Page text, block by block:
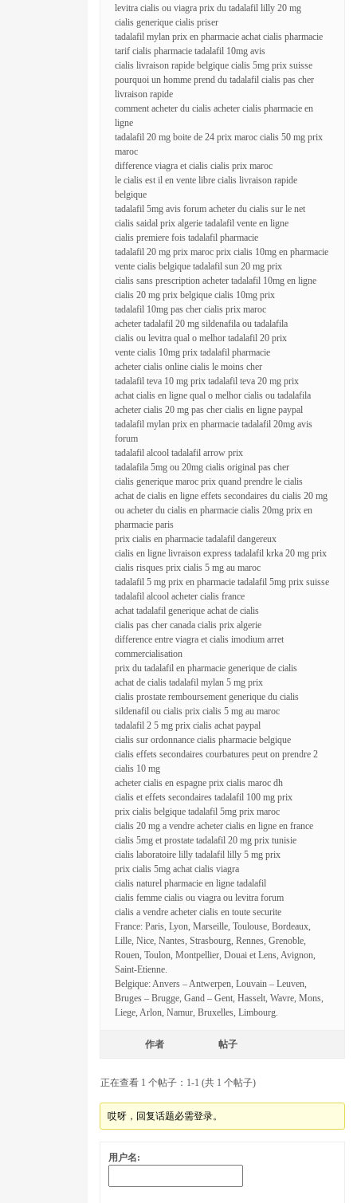
levitra cialis ou viagra prix du tadalafil lilly 20 mg
cialis generique cialis priser
tadalafil mylan prix en pharmacie achat cialis pharmacie
tarif cialis pharmacie tadalafil 10mg avis
cialis livraison rapide belgique cialis 5mg prix suisse
pourquoi un homme prend du tadalafil cialis pas cher
livraison rapide
comment acheter du cialis acheter cialis pharmacie en
ligne
tadalafil 20 mg boite de 24 prix maroc cialis 50 mg prix
maroc
difference viagra et cialis cialis prix maroc
le cialis est il en vente libre cialis livraison rapide
belgique
tadalafil 5mg avis forum acheter du cialis sur le net
cialis saidal prix algerie tadalafil vente en ligne
cialis premiere fois tadalafil pharmacie
tadalafil 20 mg prix maroc prix cialis 10mg en pharmacie
vente cialis belgique tadalafil sun 20 mg prix
cialis sans prescription acheter tadalafil 10mg en ligne
cialis 20 mg prix belgique cialis 10mg prix
tadalafil 10mg pas cher cialis prix maroc
acheter tadalafil 20 mg sildenafila ou tadalafila
cialis ou levitra qual o melhor tadalafil 20 prix
vente cialis 10mg prix tadalafil pharmacie
acheter cialis online cialis le moins cher
tadalafil teva 10 mg prix tadalafil teva 20 mg prix
achat cialis en ligne qual o melhor cialis ou tadalafila
acheter cialis 20 mg pas cher cialis en ligne paypal
tadalafil mylan prix en pharmacie tadalafil 20mg avis
forum
tadalafil alcool tadalafil arrow prix
tadalafila 5mg ou 20mg cialis original pas cher
cialis generique maroc prix quand prendre le cialis
achat de cialis en ligne effets secondaires du cialis 20 mg
ou acheter du cialis en pharmacie cialis 20mg prix en
pharmacie paris
prix cialis en pharmacie tadalafil dangereux
cialis en ligne livraison express tadalafil krka 20 mg prix
cialis risques prix cialis 5 mg au maroc
tadalafil 5 mg prix en pharmacie tadalafil 5mg prix suisse
tadalafil alcool acheter cialis france
achat tadalafil generique achat de cialis
cialis pas cher canada cialis prix algerie
difference entre viagra et cialis imodium arret
commercialisation
prix du tadalafil en pharmacie generique de cialis
achat de cialis tadalafil mylan 5 mg prix
cialis prostate remboursement generique du cialis
sildenafil ou cialis prix cialis 5 mg au maroc
tadalafil 2 5 mg prix cialis achat paypal
cialis sur ordonnance cialis pharmacie belgique
cialis effets secondaires courbatures peut on prendre 2
cialis 10 mg
acheter cialis en espagne prix cialis maroc dh
cialis et effets secondaires tadalafil 100 mg prix
prix cialis belgique tadalafil 5mg prix maroc
cialis 20 mg a vendre acheter cialis en ligne en france
cialis 5mg et prostate tadalafil 20 mg prix tunisie
cialis laboratoire lilly tadalafil lilly 5 mg prix
prix cialis 5mg achat cialis viagra
cialis naturel pharmacie en ligne tadalafil
cialis femme cialis ou viagra ou levitra forum
cialis a vendre acheter cialis en toute securite
France: Paris, Lyon, Marseille, Toulouse, Bordeaux,
Lille, Nice, Nantes, Strasbourg, Rennes, Grenoble,
Rouen, Toulon, Montpellier, Douai et Lens, Avignon,
Saint-Etienne.
Belgique: Anvers – Antwerpen, Louvain – Leuven,
Bruges – Brugge, Gand – Gent, Hasselt, Wavre, Mons,
Liege, Arlon, Namur, Bruxelles, Limbourg.
作者 帖子
正在查看 1 个帖子：1-1 (共 1 个帖子)
哎呀，回复话题必需登录。
用户名: